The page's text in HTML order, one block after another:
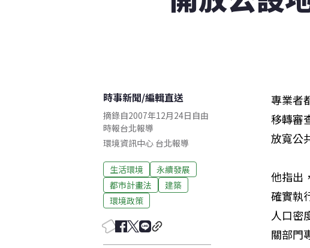
時事新聞/編輯直送
摘錄自2007年12月24日自由
時報台北報導
環境資訊中心 台北報導
生活環境
永續發展
都市計畫法
建築
環境政策
專業者
移轉審
放寬公
他指出
確實執
人口密
關部門